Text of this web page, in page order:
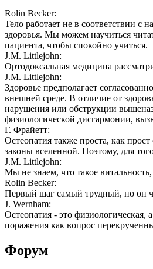
Rolin Becker:
Тело работает не в соответствии с
здоровья. Мы можем научиться
пациента, чтобы спокойно учиться.
J.M. Littlejohn:
Ортодоксальная медицина
J.M. Littlejohn:
Здоровье предполагает
внешней среде. В отличие от
нарушения или обструкции
физиологической дисгармонии,
Г. Фрайетт:
Остеопатия также проста, как
законы вселенной. Поэтому, для
J.M. Littlejohn:
Мы не знаем, что такое
Rolin Becker:
Первый шаг самый трудный, но он
J. Wernham:
Остеопатия - это физиологическая,
поражения как вопрос
Форум